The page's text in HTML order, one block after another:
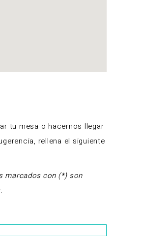
tu mesa o hacernos llegar
rellena el siguiente
marcados con (*) son
.